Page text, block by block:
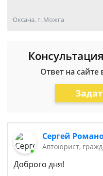
Оксана, г. Можга
Ответ на
Сергей
Автоюрист,
Доброго дня!